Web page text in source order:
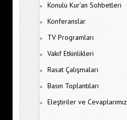
Konulu Kur’an Sohbetleri
Konferanslar
TV Programları
Vakıf Etkinlikleri
Rasat Çalışmaları
Basın Toplantıları
Eleştiriler ve Cevaplarımız